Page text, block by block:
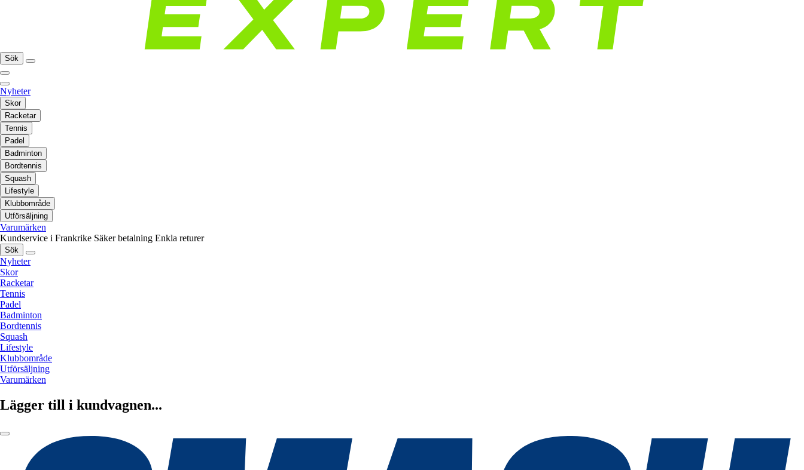
Sök
Nyheter
Skor
Racketar
Tennis
Padel
Badminton
Bordtennis
Squash
Lifestyle
Klubbområde
Utförsäljning
Varumärken
Kundservice i Frankrike Säker betalning Enkla returer
Sök
Nyheter
Skor
Racketar
Tennis
Padel
Badminton
Bordtennis
Squash
Lifestyle
Klubbområde
Utförsäljning
Varumärken
Lägger till i kundvagnen...